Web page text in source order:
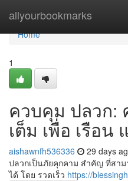
allyourbookmarks
Home
Home
1
ควบคุม ปลวก:
เต็ม เพื่อ เรือน
aishawnfh536336 29 days
ปลวกเป็นภัยคุกคาม สำคัญ ที่สา
ได้ โดย รวดเร็ว https://